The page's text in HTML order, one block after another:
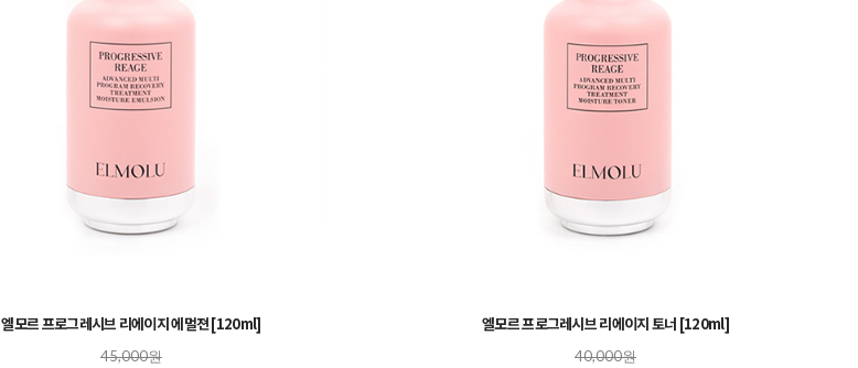
엘모르 프로그레시브 리에이지 에멀젼 [120ml]
45,000원
엘모르 프로그레시브 리에이지 토너 [120ml]
40,000원